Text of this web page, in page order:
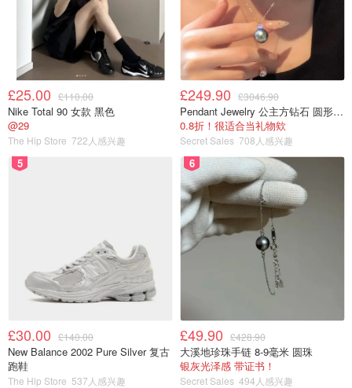
£25.00 £110.00
Nike Total 90 女款 黑色
@29
The Hip Store 722人感兴趣
£249.90 £3046.90
Pendant Jewelry 公主方钻石 圆形大溪地珍珠吊坠 11-12mm
0.8折！很适合当礼物欸
Secret Sales 708人感兴趣
5
£30.00 £140.00
New Balance 2002 Pure Silver 复古
跑鞋
The Hip Store 537人感兴趣
6
£49.90 £428.90
大溪地珍珠手链 8-9毫米 圆珠
银灰光泽感 带证书！
Secret Sales 494人感兴趣